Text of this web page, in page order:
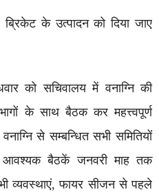
के उत्पादन को दिया जाए
को सचिवालय में वनाग्नि की
के साथ बैठक कर महत्त्वपूर्ण
से सम्बन्धित सभी समितियों
आवश्यक बैठकें जनवरी माह तक
व्यवस्थाएं, फायर सीजन से पहले